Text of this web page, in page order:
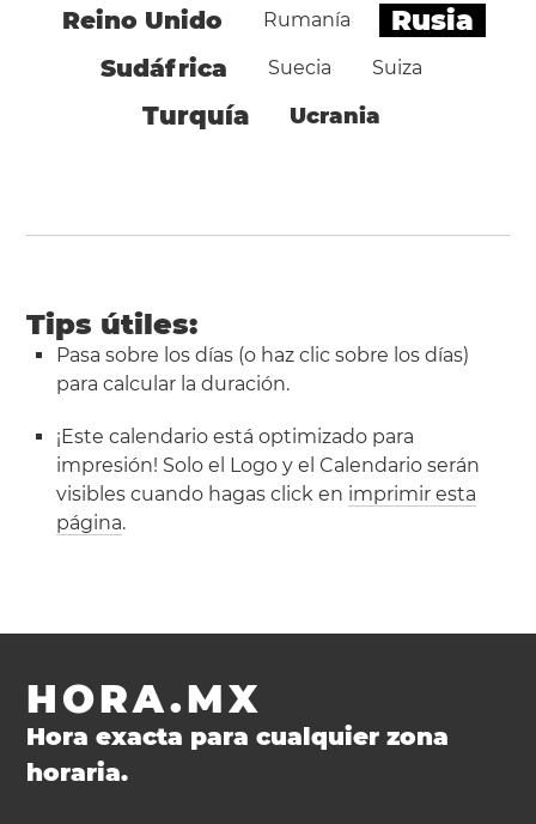
Reino Unido Rumanía Rusia
Sudáfrica Suecia Suiza
Turquía Ucrania
Tips útiles:
Pasa sobre los días (o haz clic sobre los días)
para calcular la duración.
¡Este calendario está optimizado para
impresión! Solo el Logo y el Calendario serán
visibles cuando hagas click en imprimir esta
página.
HORA.MX
Hora exacta para cualquier zona
horaria.